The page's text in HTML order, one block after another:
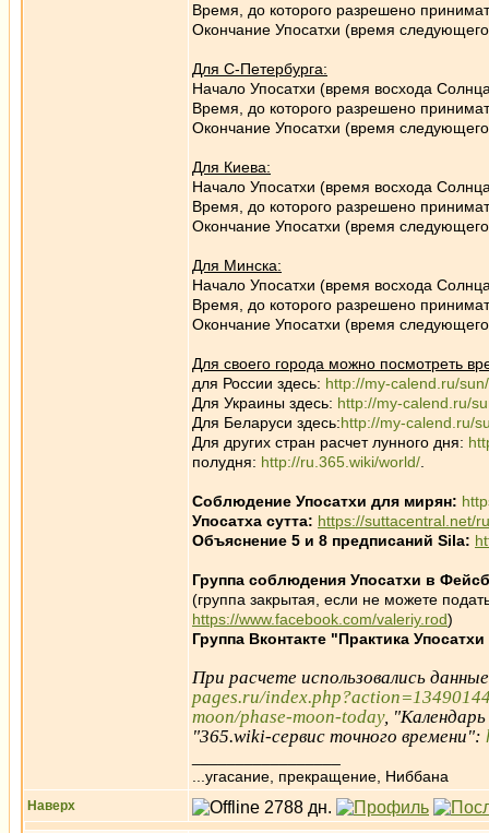
Время, до которого разрешено
Окончание Упосатхи (время
Для С-Петербурга:
Начало Упосатхи (время восхода
Время, до которого разрешено
Окончание Упосатхи (время
Для Киева:
Начало Упосатхи (время восхода
Время, до которого разрешено
Окончание Упосатхи (время
Для Минска:
Начало Упосатхи (время восхода
Время, до которого разрешено
Окончание Упосатхи (время
Для своего города можно посмотреть
для России здесь: http://my-calend.ru/
Для Украины здесь: http://my-calend.ru/
Для Беларуси здесь:http://my-calend.ru/
Для других стран расчет лунного дня:
полудня: http://ru.365.wiki/world/
Соблюдение Упосатхи для мирян:
Упосатха сутта: https://suttacentral.net/
Объяснение 5 и 8 предписаний Sila:
Группа соблюдения Упосатхи в
(группа закрытая, если не можете
https://www.facebook.com/valeriy.rod)
Группа Вконтакте "Практика
При расчете использовались
pages.ru/
moon/phase-moon-today,
"365.wiki-сервис точного времени":
...угасание, прекращение, Ниббана
Наверх